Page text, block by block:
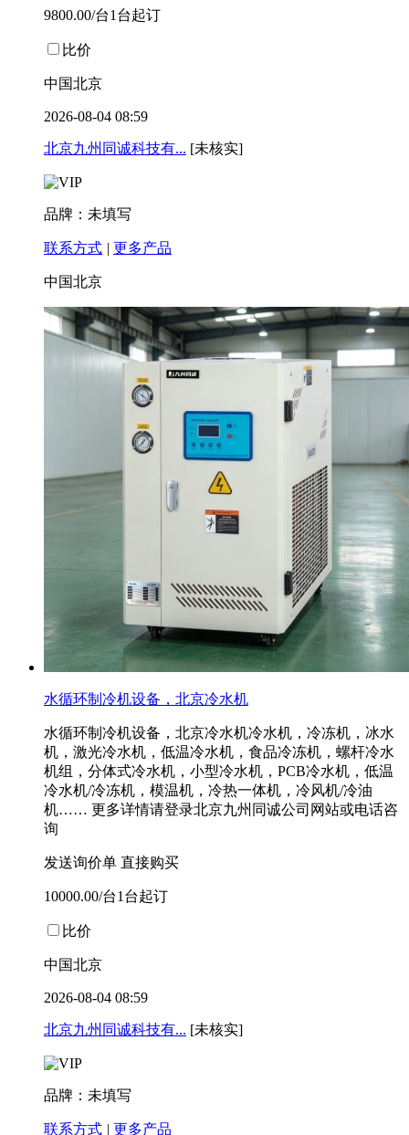
9800.00/台1台起订
比价
中国北京
2026-08-04 08:59
北京九州同诚科技有... [未核实]
品牌：未填写
联系方式 | 更多产品
中国北京
水循环制冷机设备，北京冷水机
水循环制冷机设备，北京冷水机冷水机，冷冻机，冰水
机，激光冷水机，低温冷水机，食品冷冻机，螺杆冷水
机组，分体式冷水机，小型冷水机，PCB冷水机，低温
冷水机/冷冻机，模温机，冷热一体机，冷风机/冷油
机…… 更多详情请登录北京九州同诚公司网站或电话咨
询
发送询价单 直接购买
10000.00/台1台起订
比价
中国北京
2026-08-04 08:59
北京九州同诚科技有... [未核实]
品牌：未填写
联系方式 | 更多产品